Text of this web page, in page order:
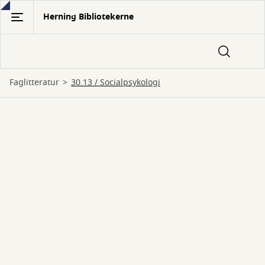
Gå
hovedindhold
Herning Bibliotekerne
Faglitteratur 30.13 / Socialpsykologi